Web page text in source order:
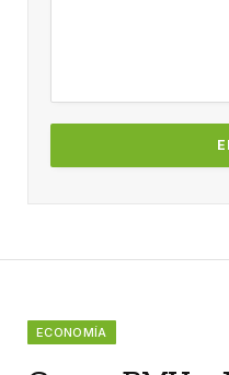
ECONOMÍA